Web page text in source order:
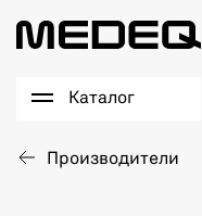
Каталог
Производители